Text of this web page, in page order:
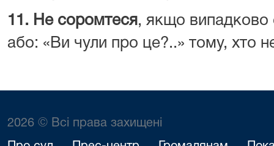
11. Не соромтеся, якщо випадково
або: «Ви чули про це?..» тому, хто
2026 © Всі права захищені